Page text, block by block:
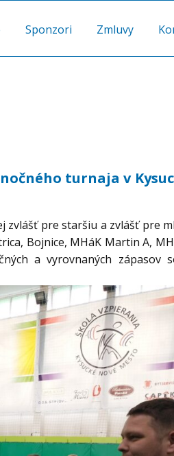
Sponzori Zmluvy
turnaja v
pre staršiu a zvlášť pre
Bojnice, MHáK Martin A,
a vyrovnaných zápasov